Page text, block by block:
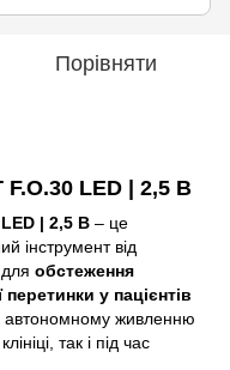
Порівняти
LED | 2,5 В
| 2,5 В – це
інструмент від
обстеження
у пацієнтів
автономному живленню
так і під час